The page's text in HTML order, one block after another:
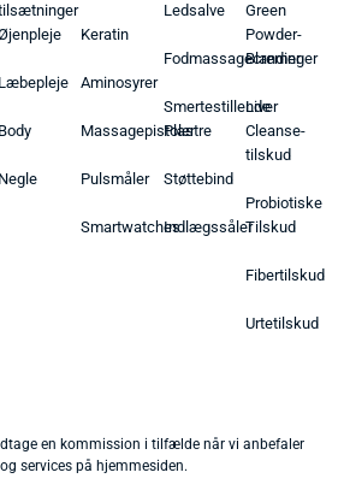
Læbepleje
Body
Negle
Keratin
Aminosyrer
Massagepistoler
Pulsmåler
Smartwatches
Ledsalve
Fodmassagecremer
Smertestillende
Plastre
Støttebind
Indlægssåler
Green
Powder-
Blandinger
Liver
Cleanse-
tilskud
Probiotiske
Tilskud
Fibertilskud
Urtetilskud
en kommission i tilfælde når vi anbefaler
services på hjemmesiden.